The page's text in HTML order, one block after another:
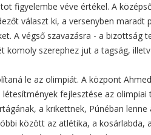
figyelembe véve értékel. A
választ ki, a versenyben maradt
A végső szavazásra - a bizottság
komoly szerephez jut a tagság,
le az olimpiát. A központ
létesítmények fejlesztése az
a krikettnek, Púnéban
között az atlétika, a